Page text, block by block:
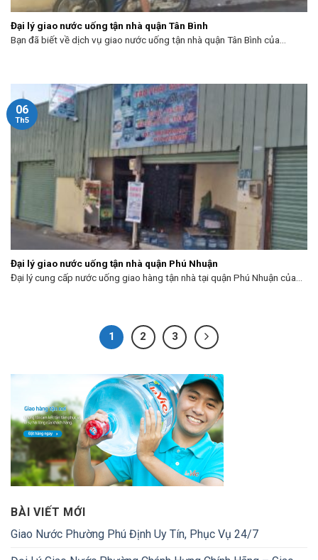
Đại lý giao nước uống tận nhà quận Tân Bình
Bạn đã biết về dịch vụ giao nước uống tận nhà quận Tân Bình của...
Đại lý giao nước uống tận nhà quận Phú Nhuận
Đại lý cung cấp nước uống giao hàng tận nhà tại quận Phú Nhuận của...
06
Th5
1 2 3
BÀI VIẾT MỚI
Giao Nước Phường Phú Định Uy Tín, Phục Vụ 24/7